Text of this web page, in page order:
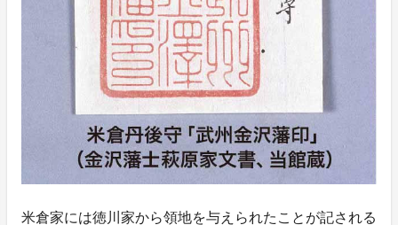
米倉家には徳川家から領地を与えられたことが記される